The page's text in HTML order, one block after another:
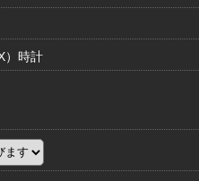
）時計